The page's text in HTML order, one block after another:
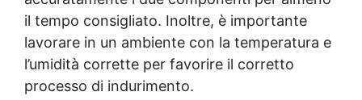
il tempo consigliato. Inoltre, è importante
lavorare in un ambiente con la temperatura e
l’umidità corrette per favorire il corretto
processo di indurimento.